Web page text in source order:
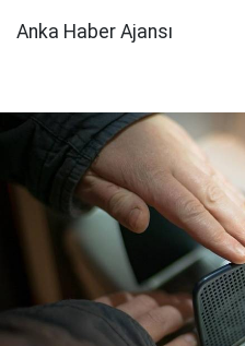
Anka Haber Ajansı